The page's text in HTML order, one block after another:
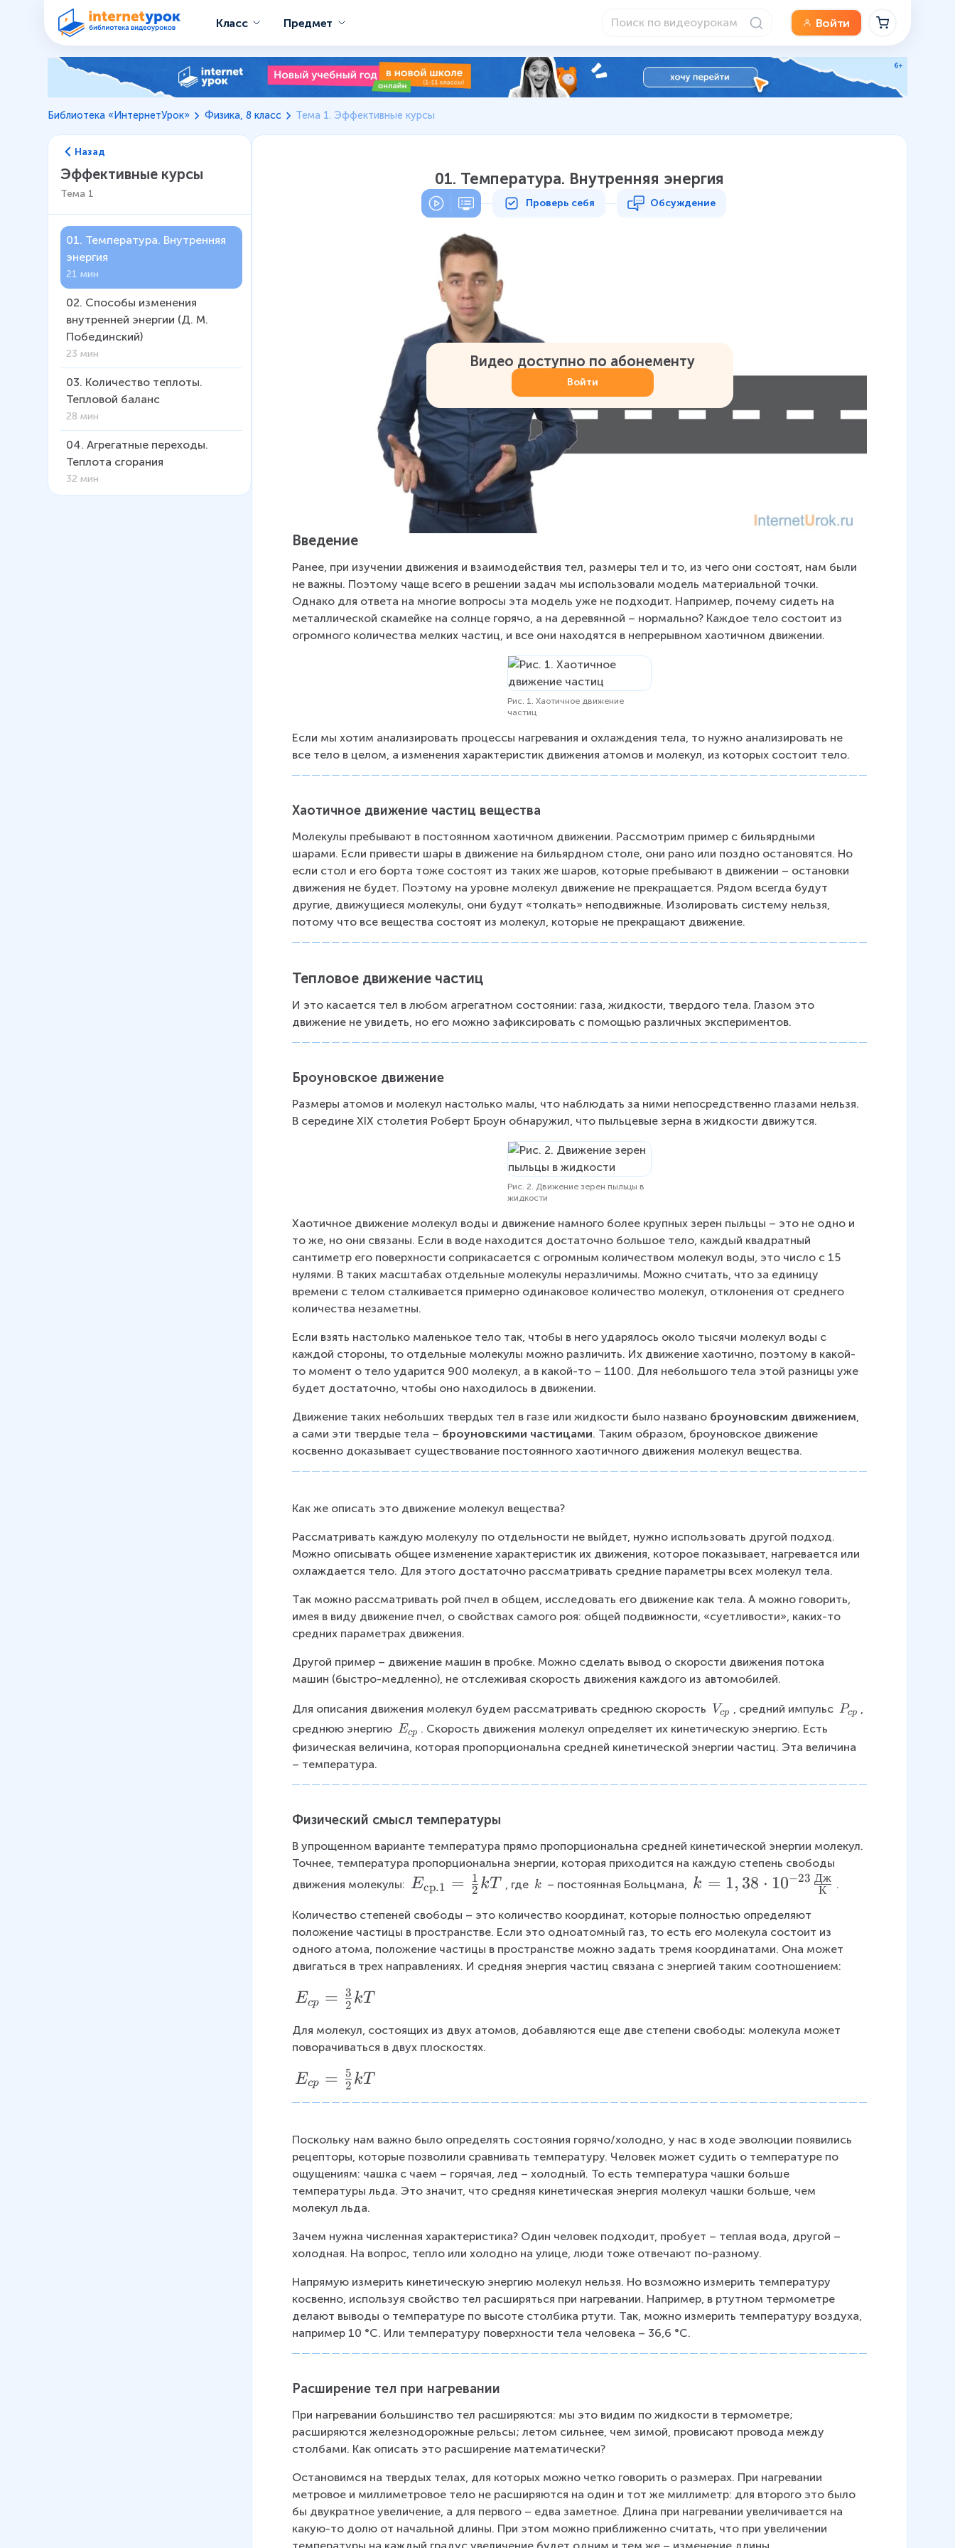
Класс Предмет Войти
Библиотека «ИнтернетУрок» Физика, 8 класс Тема 1. Эффективные курсы
Назад
Эффективные курсы
Тема 1
01. Температура. Внутренняя
энергия
21 мин
02. Способы изменения
внутренней энергии (Д. М.
Побединский)
23 мин
03. Количество теплоты.
Тепловой баланс
28 мин
04. Агрегатные переходы.
Теплота сгорания
32 мин
01. Температура. Внутренняя энергия
Проверь себя Обсуждение
Видео доступно по абонементу
Войти
Введение
Ранее, при изучении движения и взаимодействия тел, размеры тел и то, из чего они состоят, нам были
не важны. Поэтому чаще всего в решении задач мы использовали модель материальной точки.
Однако для ответа на многие вопросы эта модель уже не подходит. Например, почему сидеть на
металлической скамейке на солнце горячо, а на деревянной – нормально? Каждое тело состоит из
огромного количества мелких частиц, и все они находятся в непрерывном хаотичном движении.
Рис. 1. Хаотичное движение
частиц
Если мы хотим анализировать процессы нагревания и охлаждения тела, то нужно анализировать не
все тело в целом, а изменения характеристик движения атомов и молекул, из которых состоит тело.
Хаотичное движение частиц вещества
Молекулы пребывают в постоянном хаотичном движении. Рассмотрим пример с бильярдными
шарами. Если привести шары в движение на бильярдном столе, они рано или поздно остановятся. Но
если стол и его борта тоже состоят из таких же шаров, которые пребывают в движении – остановки
движения не будет. Поэтому на уровне молекул движение не прекращается. Рядом всегда будут
другие, движущиеся молекулы, они будут «толкать» неподвижные. Изолировать систему нельзя,
потому что все вещества состоят из молекул, которые не прекращают движение.
Тепловое движение частиц
И это касается тел в любом агрегатном состоянии: газа, жидкости, твердого тела. Глазом это
движение не увидеть, но его можно зафиксировать с помощью различных экспериментов.
Броуновское движение
Размеры атомов и молекул настолько малы, что наблюдать за ними непосредственно глазами нельзя.
В середине XIX столетия Роберт Броун обнаружил, что пыльцевые зерна в жидкости движутся.
Рис. 2. Движение зерен пыльцы в
жидкости
Хаотичное движение молекул воды и движение намного более крупных зерен пыльцы – это не одно и
то же, но они связаны. Если в воде находится достаточно большое тело, каждый квадратный
сантиметр его поверхности соприкасается с огромным количеством молекул воды, это число с 15
нулями. В таких масштабах отдельные молекулы неразличимы. Можно считать, что за единицу
времени с телом сталкивается примерно одинаковое количество молекул, отклонения от среднего
количества незаметны.
Если взять настолько маленькое тело так, чтобы в него ударялось около тысячи молекул воды с
каждой стороны, то отдельные молекулы можно различить. Их движение хаотично, поэтому в какой-
то момент о тело ударится 900 молекул, а в какой-то – 1100. Для небольшого тела этой разницы уже
будет достаточно, чтобы оно находилось в движении.
Движение таких небольших твердых тел в газе или жидкости было названо броуновским движением,
а сами эти твердые тела – броуновскими частицами. Таким образом, броуновское движение
косвенно доказывает существование постоянного хаотичного движения молекул вещества.
Как же описать это движение молекул вещества?
Рассматривать каждую молекулу по отдельности не выйдет, нужно использовать другой подход.
Можно описывать общее изменение характеристик их движения, которое показывает, нагревается или
охлаждается тело. Для этого достаточно рассматривать средние параметры всех молекул тела.
Так можно рассматривать рой пчел в общем, исследовать его движение как тела. А можно говорить,
имея в виду движение пчел, о свойствах самого роя: общей подвижности, «суетливости», каких-то
средних параметрах движения.
Другой пример – движение машин в пробке. Можно сделать вывод о скорости движения потока
машин (быстро-медленно), не отслеживая скорость движения каждого из автомобилей.
Для описания движения молекул будем рассматривать среднюю скорость V
_
c
}
Vcp , средний импульс P
}
Pcp ,
среднюю энергию E
_
Ecp . Скорость движения молекул определяет их кинетическую энергию. Есть
физическая величина, которая пропорциональна средней кинетической энергии частиц. Эта величина
– температура.
Физический смысл температуры
В упрощенном варианте температура прямо пропорциональна средней кинетической энергии молекул.
Точнее, температура пропорциональна энергии, которая приходится на каждую степень свободы
движения молекулы: E
{
\
t
{
}.
}
=
\f
r
c
{
1
}
{
2
}
k
Ecp.1 = 2
1 kT , где \
k
k – постоянная Больцмана, k
1,
3
8
0
{
-
2
3
\f
r
a
c
{
t
t
{
ж
}
}
{
k = 1, 38 ⋅ 10−23
К
Дж .
Количество степеней свободы – это количество координат, которые полностью определяют
положение частицы в пространстве. Если это одноатомный газ, то есть его молекула состоит из
одного атома, положение частицы в пространстве можно задать тремя координатами. Она может
двигаться в трех направлениях. И средняя энергия частиц связана с энергией таким соотношением:
E
{
c
p
}
\f
r
a
c
{
3
}
{
2
}
k
T
Ecp = 2
3 kT
Для молекул, состоящих из двух атомов, добавляются еще две степени свободы: молекула может
поворачиваться в двух плоскостях.
E
_
c
p
}
=
\f
r
a
c
{
5
}
{
}
k
T
Ecp = 2
5 kT
Поскольку нам важно было определять состояния горячо/холодно, у нас в ходе эволюции появились
рецепторы, которые позволили сравнивать температуру. Человек может судить о температуре по
ощущениям: чашка с чаем – горячая, лед – холодный. То есть температура чашки больше
температуры льда. Это значит, что средняя кинетическая энергия молекул чашки больше, чем
молекул льда.
Зачем нужна численная характеристика? Один человек подходит, пробует – теплая вода, другой –
холодная. На вопрос, тепло или холодно на улице, люди тоже отвечают по-разному.
Напрямую измерить кинетическую энергию молекул нельзя. Но возможно измерить температуру
косвенно, используя свойство тел расширяться при нагревании. Например, в ртутном термометре
делают выводы о температуре по высоте столбика ртути. Так, можно измерить температуру воздуха,
например 10 °С. Или температуру поверхности тела человека – 36,6 °С.
Расширение тел при нагревании
При нагревании большинство тел расширяются: мы это видим по жидкости в термометре;
расширяются железнодорожные рельсы; летом сильнее, чем зимой, провисают провода между
столбами. Как описать это расширение математически?
Остановимся на твердых телах, для которых можно четко говорить о размерах. При нагревании
метровое и миллиметровое тело не расширяются на один и тот же миллиметр: для второго это было
бы двукратное увеличение, а для первого – едва заметное. Длина при нагревании увеличивается на
какую-то долю от начальной длины. При этом можно приближенно считать, что при увеличении